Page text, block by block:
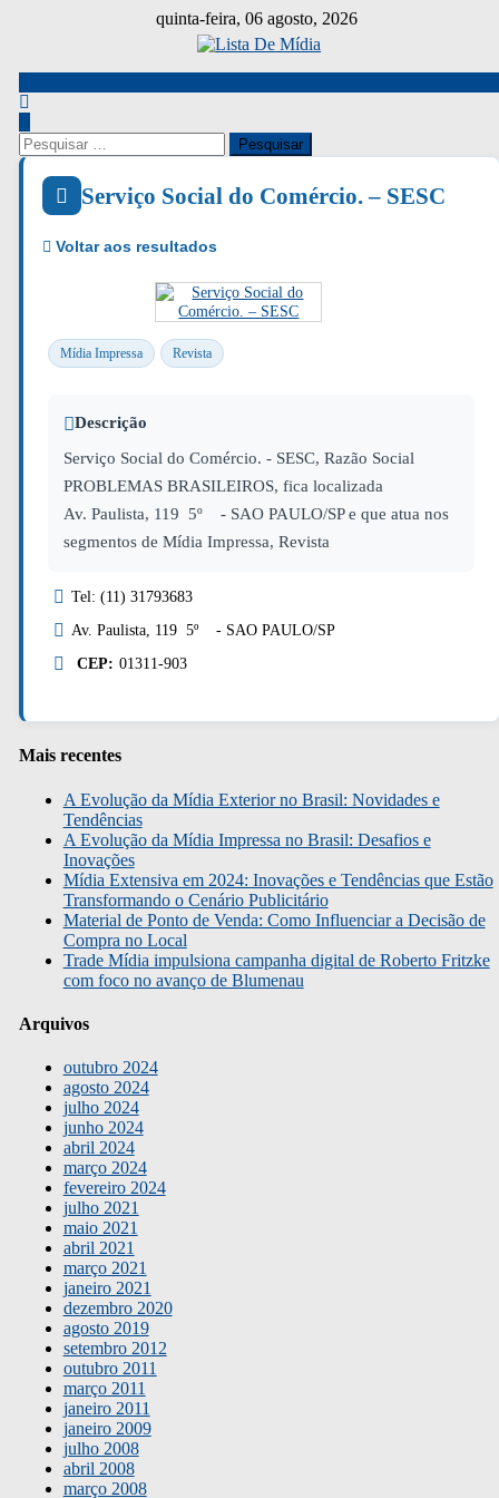
quinta-feira, 06 agosto, 2026
Pesquisar
por:
Serviço Social do Comércio. – SESC
Mídia Impressa Revista
Descrição
Serviço Social do Comércio. - SESC, Razão Social
PROBLEMAS BRASILEIROS, fica localizada
Av. Paulista, 119 5º - SAO PAULO/SP e que atua nos
segmentos de Mídia Impressa, Revista
Tel: (11) 31793683
Av. Paulista, 119 5º - SAO PAULO/SP
CEP: 01311-903
Mais recentes
A Evolução da Mídia Exterior no Brasil: Novidades e
Tendências
A Evolução da Mídia Impressa no Brasil: Desafios e
Inovações
Mídia Extensiva em 2024: Inovações e Tendências que Estão
Transformando o Cenário Publicitário
Material de Ponto de Venda: Como Influenciar a Decisão de
Compra no Local
Trade Mídia impulsiona campanha digital de Roberto Fritzke
com foco no avanço de Blumenau
Arquivos
outubro 2024
agosto 2024
julho 2024
junho 2024
abril 2024
março 2024
fevereiro 2024
julho 2021
maio 2021
abril 2021
março 2021
janeiro 2021
dezembro 2020
agosto 2019
setembro 2012
outubro 2011
março 2011
janeiro 2011
janeiro 2009
julho 2008
abril 2008
março 2008